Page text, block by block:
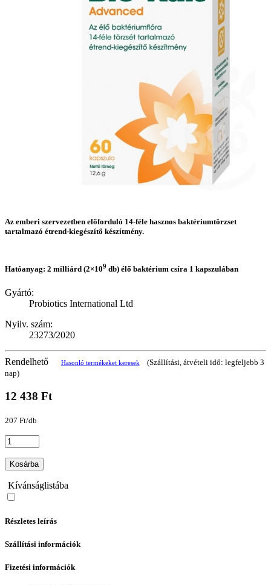
Az emberi szervezetben előforduló 14-féle hasznos baktériumtörzset
tartalmazó étrend-kiegészítő készítmény.
Hatóanyag: 2 milliárd (2×109 db) élő baktérium csíra 1 kapszulában
Gyártó:
Probiotics International Ltd
Nyilv. szám:
23273/2020
Rendelhető Hasonló termékeket keresek
(Szállítási, átvételi idő: legfeljebb 3
nap)
12 438 Ft
207 Ft/db
Kosárba
Kívánságlistába
Részletes leírás
Szállítási információk
Fizetési információk